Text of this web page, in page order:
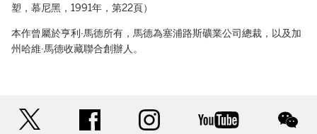
塑，慕尼黑，1991年，第22頁）
本作曾屬於亨利·馬德所有，馬德為塞浦路斯礦業公司總裁，以及加
州哈維·馬德收藏聯合創辦人。
facebook instagram youtube